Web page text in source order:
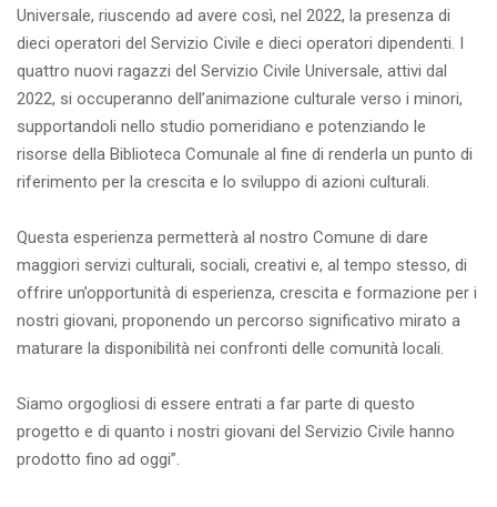
Universale, riuscendo ad avere così, nel 2022, la presenza di
dieci operatori del Servizio Civile e dieci operatori dipendenti. I
quattro nuovi ragazzi del Servizio Civile Universale, attivi dal
2022, si occuperanno dell’animazione culturale verso i minori,
supportandoli nello studio pomeridiano e potenziando le
risorse della Biblioteca Comunale al fine di renderla un punto di
riferimento per la crescita e lo sviluppo di azioni culturali.
Questa esperienza permetterà al nostro Comune di dare
maggiori servizi culturali, sociali, creativi e, al tempo stesso, di
offrire un’opportunità di esperienza, crescita e formazione per i
nostri giovani, proponendo un percorso significativo mirato a
maturare la disponibilità nei confronti delle comunità locali.
Siamo orgogliosi di essere entrati a far parte di questo
progetto e di quanto i nostri giovani del Servizio Civile hanno
prodotto fino ad oggi”.